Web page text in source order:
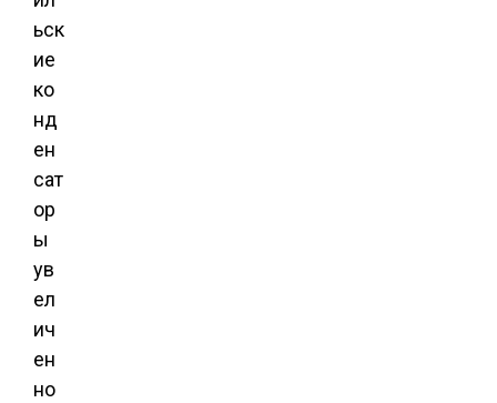
ьск
ие
ко
нд
ен
сат
ор
ы
ув
ел
ич
ен
но